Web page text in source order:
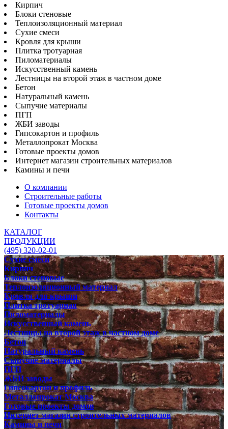
Кирпич
Блоки стеновые
Теплоизоляционный материал
Сухие смеси
Кровля для крыши
Плитка тротуарная
Пиломатериалы
Искусственный камень
Лестницы на второй этаж в частном доме
Бетон
Натуральный камень
Сыпучие материалы
ПГП
ЖБИ заводы
Гипсокартон и профиль
Металлопрокат Москва
Готовые проекты домов
Интернет магазин строительных материалов
Камины и печи
О компании
Строительные работы
Готовые проекты домов
Контакты
КАТАЛОГ
ПРОДУКЦИИ
(495) 320-02-01
Сухие смеси
Кирпич
Блоки стеновые
Теплоизоляционный материал
Кровля для крыши
Плитка тротуарная
Пиломатериалы
Искусственный камень
Лестницы на второй этаж в частном доме
Бетон
Натуральный камень
Сыпучие материалы
ПГП
ЖБИ заводы
Гипсокартон и профиль
Металлопрокат Москва
Готовые проекты домов
Интернет магазин строительных материалов
Камины и печи